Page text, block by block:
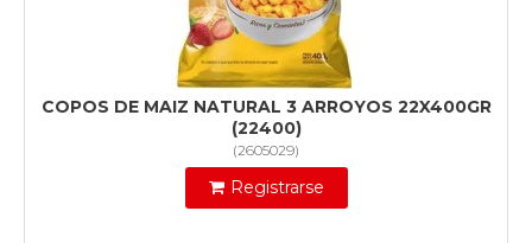
COPOS DE MAIZ NATURAL 3 ARROYOS 22X400GR
(22400)
(2605029)
Registrarse